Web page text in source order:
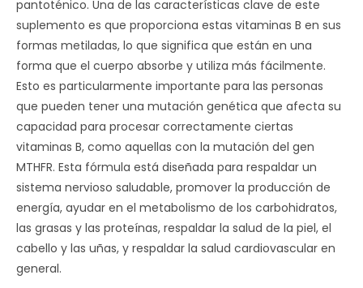
pantoténico. Una de las características clave de este
suplemento es que proporciona estas vitaminas B en sus
formas metiladas, lo que significa que están en una
forma que el cuerpo absorbe y utiliza más fácilmente.
Esto es particularmente importante para las personas
que pueden tener una mutación genética que afecta su
capacidad para procesar correctamente ciertas
vitaminas B, como aquellas con la mutación del gen
MTHFR. Esta fórmula está diseñada para respaldar un
sistema nervioso saludable, promover la producción de
energía, ayudar en el metabolismo de los carbohidratos,
las grasas y las proteínas, respaldar la salud de la piel, el
cabello y las uñas, y respaldar la salud cardiovascular en
general.